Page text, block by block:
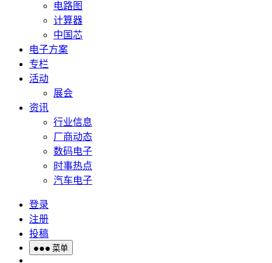
电路图
计算器
中国芯
电子方案
专栏
活动
展会
资讯
行业信息
厂商动态
数码电子
时事热点
汽车电子
登录
注册
投稿
菜单